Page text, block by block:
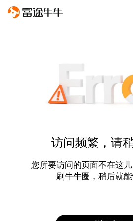
访问频繁，请
您所要访问的页面不在这
刷牛牛圈，稍后就